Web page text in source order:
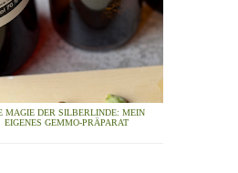
MAGIE DER SILBERLINDE: MEIN
EIGENES GEMMO-PRÄPARAT